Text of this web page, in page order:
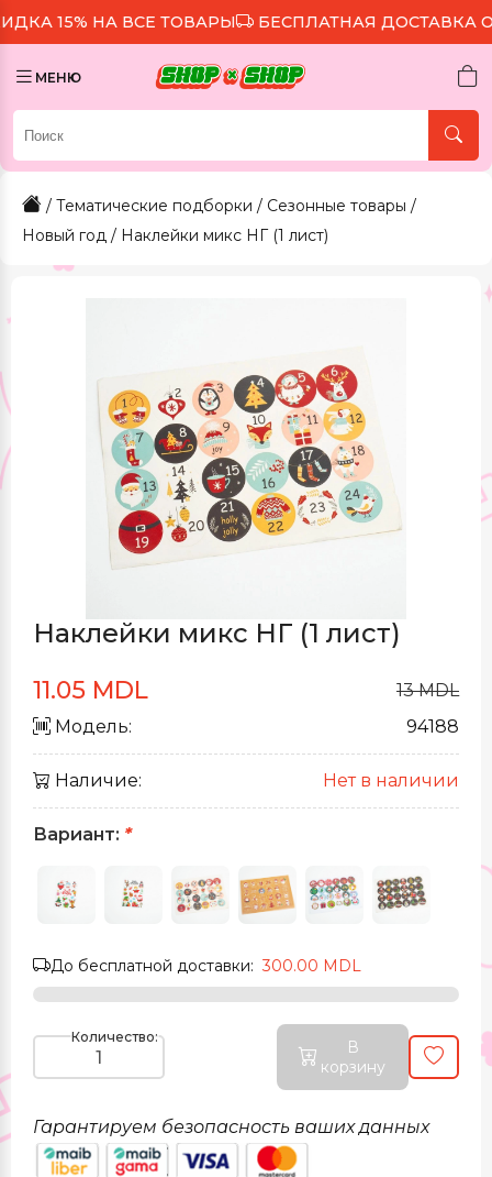
НА ВСЕ ТОВАРЫ БЕСПЛАТНАЯ ДОСТАВКА ОТ 299
МЕНЮ
/ Тематические подборки / Сезонные товары /
Новый год / Наклейки микс НГ (1 лист)
Наклейки микс НГ (1 лист)
11.05 MDL
13 MDL
Модель:
94188
Наличие: Нет в наличии
Вариант: *
До бесплатной доставки:300.00 MDL
Количество:
В
корзину
Гарантируем безопасность ваших данных